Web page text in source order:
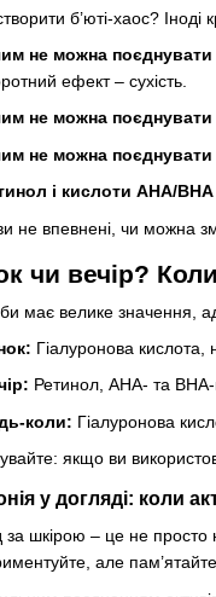
б’юті-хаос?
не можна поєднувати
ефект – сухість.
не можна поєднувати
не можна поєднувати
і кислоти АНА/ВНА
не впевнені, чи можна
чи вечір?
має велике значення,
Гіалуронова кислота,
Ретинол, АНА- та ВНА-
коли: Гіалуронова
якщо ви
у догляді: коли
за шкірою – це не просто
але